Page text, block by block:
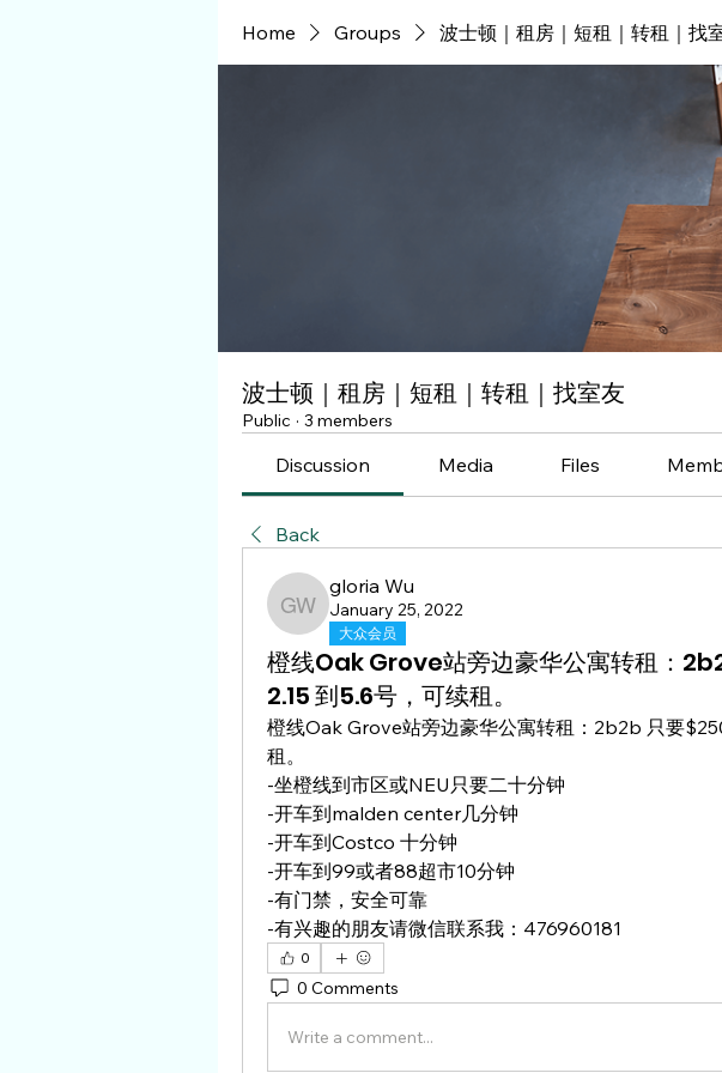
Home Groups 波士顿｜租房｜短租｜转租｜找
波士顿｜租房｜短租｜转租｜找室友
Public · 3 members
Discussion Media Files
Back
gloria Wu
gloria Wu
January 25, 2022
大众会员
橙线Oak Grove站旁边豪华公寓转租：
2.15 到5.6号，可续租。
橙线Oak Grove站旁边豪华公寓转租：2b2b 只要
租。
-坐橙线到市区或NEU只要二十分钟
-开车到malden center几分钟
-开车到Costco 十分钟
-开车到99或者88超市10分钟
-有门禁，安全可靠
-有兴趣的朋友请微信联系我：476960181
0
0 Comments
Write a comment...